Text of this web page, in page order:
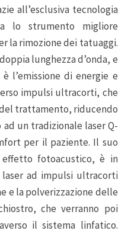
all’esclusiva tecnologia
lo strumento migliore
la rimozione dei tatuaggi.
lunghezza d’onda, e
l’emissione di energie e
impulsi ultracorti, che
trattamento, riducendo
un tradizionale laser Q-
per il paziente. Il suo
fotoacustico, è in
ad impulsi ultracorti
e la polverizzazione delle
che verranno poi
il sistema linfatico.